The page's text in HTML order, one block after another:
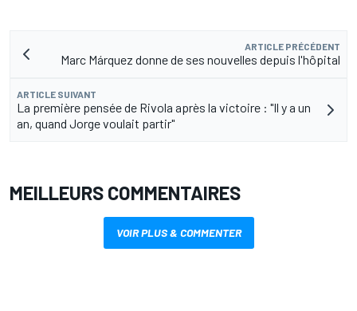
ARTICLE PRÉCÉDENT
Marc Márquez donne de ses nouvelles depuis l'hôpital
ARTICLE SUIVANT
La première pensée de Rivola après la victoire : "Il y a un
an, quand Jorge voulait partir"
MEILLEURS COMMENTAIRES
VOIR PLUS & COMMENTER